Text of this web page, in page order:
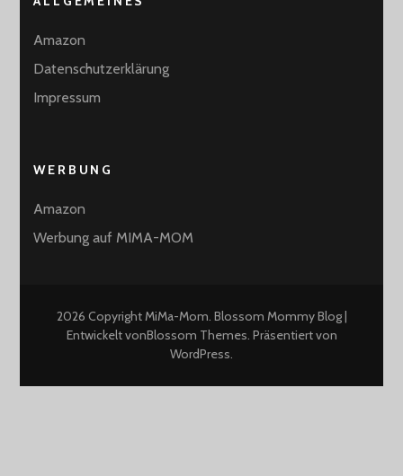
Amazon
Datenschutzerklärung
Impressum
WERBUNG
Amazon
Werbung auf MIMA-MOM
2026 CopyrightMiMa-Mom. Blossom Mommy Blog |
Entwickelt vonBlossom Themes. Präsentiert von
WordPress.